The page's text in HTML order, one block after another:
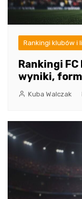
Rankingi klubów i
Rankingi FC
wyniki,
Kuba Walczak